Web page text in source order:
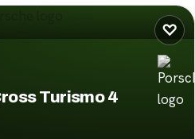
♡
Turismo 4